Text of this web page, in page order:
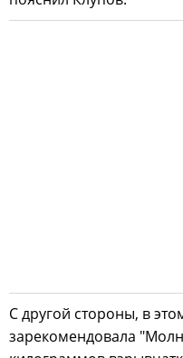
С другой стороны, в
зарекомендовала